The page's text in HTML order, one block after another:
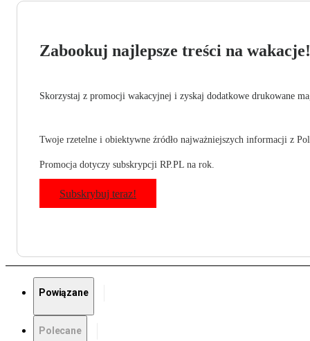
Zabookuj najlepsze treści na wakacje!
Skorzystaj z promocji wakacyjnej i zyskaj dodatkowe drukowane
Twoje rzetelne i obiektywne źródło najważniejszych informacji z
Promocja dotyczy subskrypcji RP.PL na rok.
Subskrybuj teraz!
Powiązane
Polecane